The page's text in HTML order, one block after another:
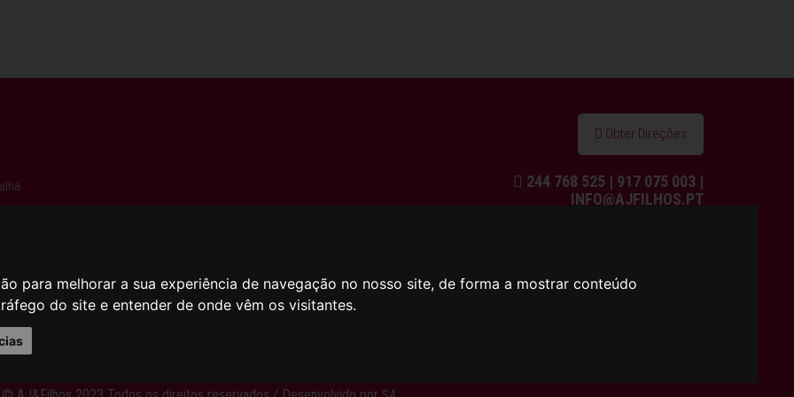
para melhorar a sua experiência de navegação no nosso site, de forma a mostrar conteúdo
do site e entender de onde vêm os visitantes.
Obter Direções
244 768 525 | 917 075 003 |
INFO@AJFILHOS.PT